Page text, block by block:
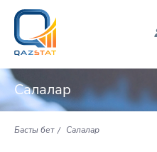
Салалар
Басты бет Салалар